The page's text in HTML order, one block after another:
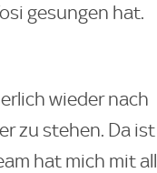
gesungen hat.
wieder nach
zu stehen. Da ist
hat mich mit all